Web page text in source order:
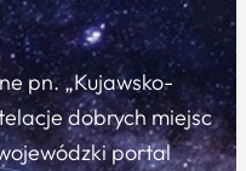
pn. „Kujawsko-
dobrych miejsc
portal